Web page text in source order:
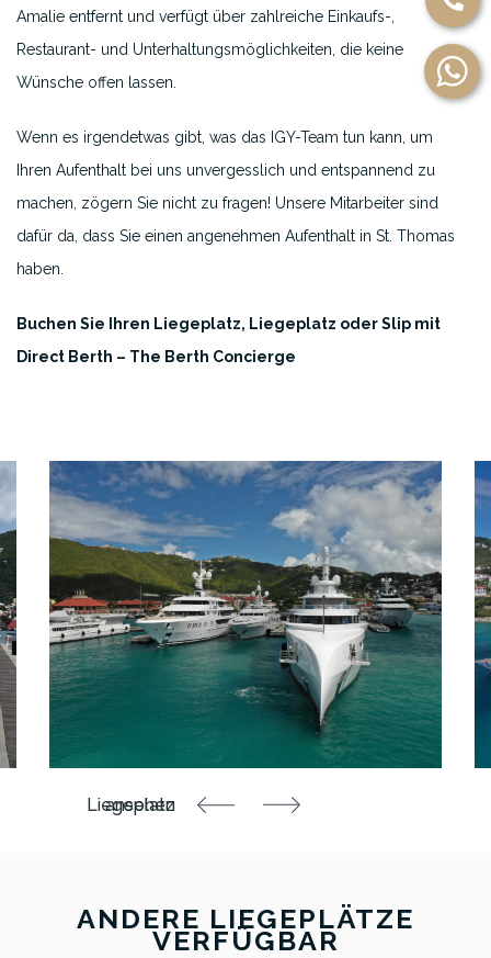
Amalie entfernt und verfügt über zahlreiche Einkaufs-,
Restaurant- und Unterhaltungsmöglichkeiten, die keine
Wünsche offen lassen.
Wenn es irgendetwas gibt, was das IGY-Team tun kann, um
Ihren Aufenthalt bei uns unvergesslich und entspannend zu
machen, zögern Sie nicht zu fragen! Unsere Mitarbeiter sind
dafür da, dass Sie einen angenehmen Aufenthalt in St. Thomas
haben.
Buchen Sie Ihren Liegeplatz, Liegeplatz oder Slip mit
Direct Berth – The Berth Concierge
ANDERE LIEGEPLÄTZE
VERFÜGBAR